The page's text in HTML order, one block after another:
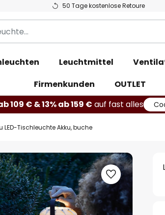
50 Tage kostenlose Retoure
Leuchtmittel
Firmenkunden
OUTLET
109 € & 13% ab 159 € auf fast alles
LED-Tischleuchte Akku, buche